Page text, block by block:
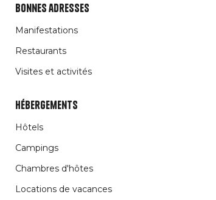
Bonnes adresses
Manifestations
Restaurants
Visites et activités
Hébergements
Hôtels
Campings
Chambres d'hôtes
Locations de vacances